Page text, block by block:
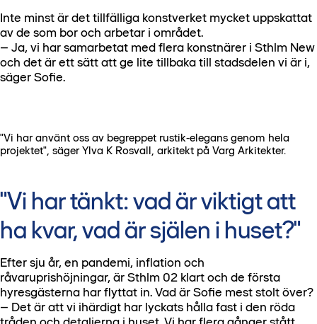
Inte minst är det tillfälliga konstverket mycket uppskattat
av de som bor och arbetar i området.
– Ja, vi har samarbetat med flera konstnärer i Sthlm New
och det är ett sätt att ge lite tillbaka till stadsdelen vi är i,
säger Sofie.
"Vi har använt oss av begreppet rustik-elegans genom hela
projektet", säger Ylva K Rosvall, arkitekt på Varg Arkitekter.
"Vi har tänkt: vad är viktigt att
ha kvar, vad är själen i huset?"
Efter sju år, en pandemi, inflation och
råvaruprishöjningar, är Sthlm 02 klart och de första
hyresgästerna har flyttat in. Vad är Sofie mest stolt över?
– Det är att vi ihärdigt har lyckats hålla fast i den röda